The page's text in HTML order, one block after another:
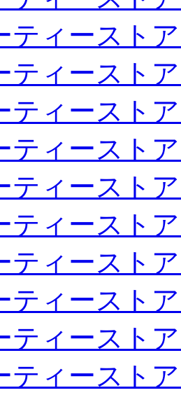
ティースト
ティースト
ティースト
ティースト
ティースト
ティースト
ティースト
ティースト
ティースト
ティースト